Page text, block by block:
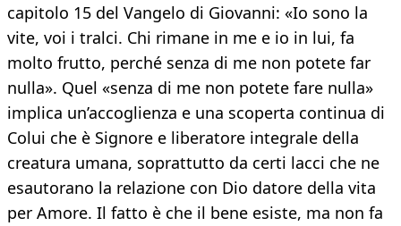
capitolo 15 del Vangelo di Giovanni: «Io sono la
vite, voi i tralci. Chi rimane in me e io in lui, fa
molto frutto, perché senza di me non potete far
nulla». Quel «senza di me non potete fare nulla»
implica un’accoglienza e una scoperta continua di
Colui che è Signore e liberatore integrale della
creatura umana, soprattutto da certi lacci che ne
esautorano la relazione con Dio datore della vita
per Amore. Il fatto è che il bene esiste, ma non fa